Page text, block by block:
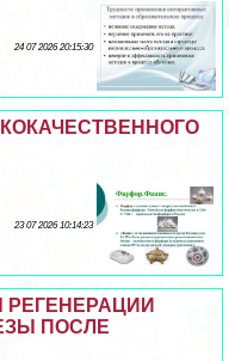
24 07 2026 20:15:30
23 07 2026 10:14:23
ПОСЛЕ